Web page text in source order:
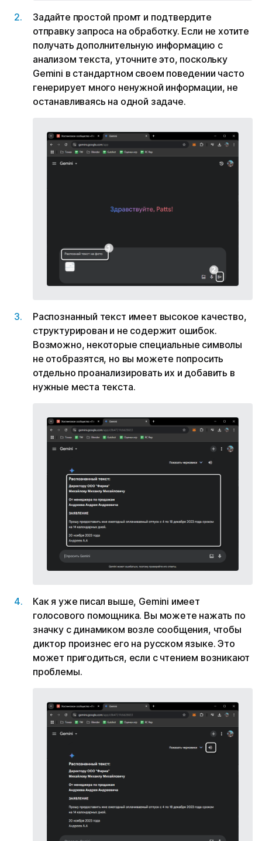
Задайте простой промт и подтвердите
отправку запроса на обработку. Если не хотите
получать дополнительную информацию с
анализом текста, уточните это, поскольку
Gemini в стандартном своем поведении часто
генерирует много ненужной информации, не
останавливаясь на одной задаче.
Распознанный текст имеет высокое качество,
структурирован и не содержит ошибок.
Возможно, некоторые специальные символы
не отобразятся, но вы можете попросить
отдельно проанализировать их и добавить в
нужные места текста.
Как я уже писал выше, Gemini имеет
голосового помощника. Вы можете нажать по
значку с динамиком возле сообщения, чтобы
диктор произнес его на русском языке. Это
может пригодиться, если с чтением возникают
проблемы.